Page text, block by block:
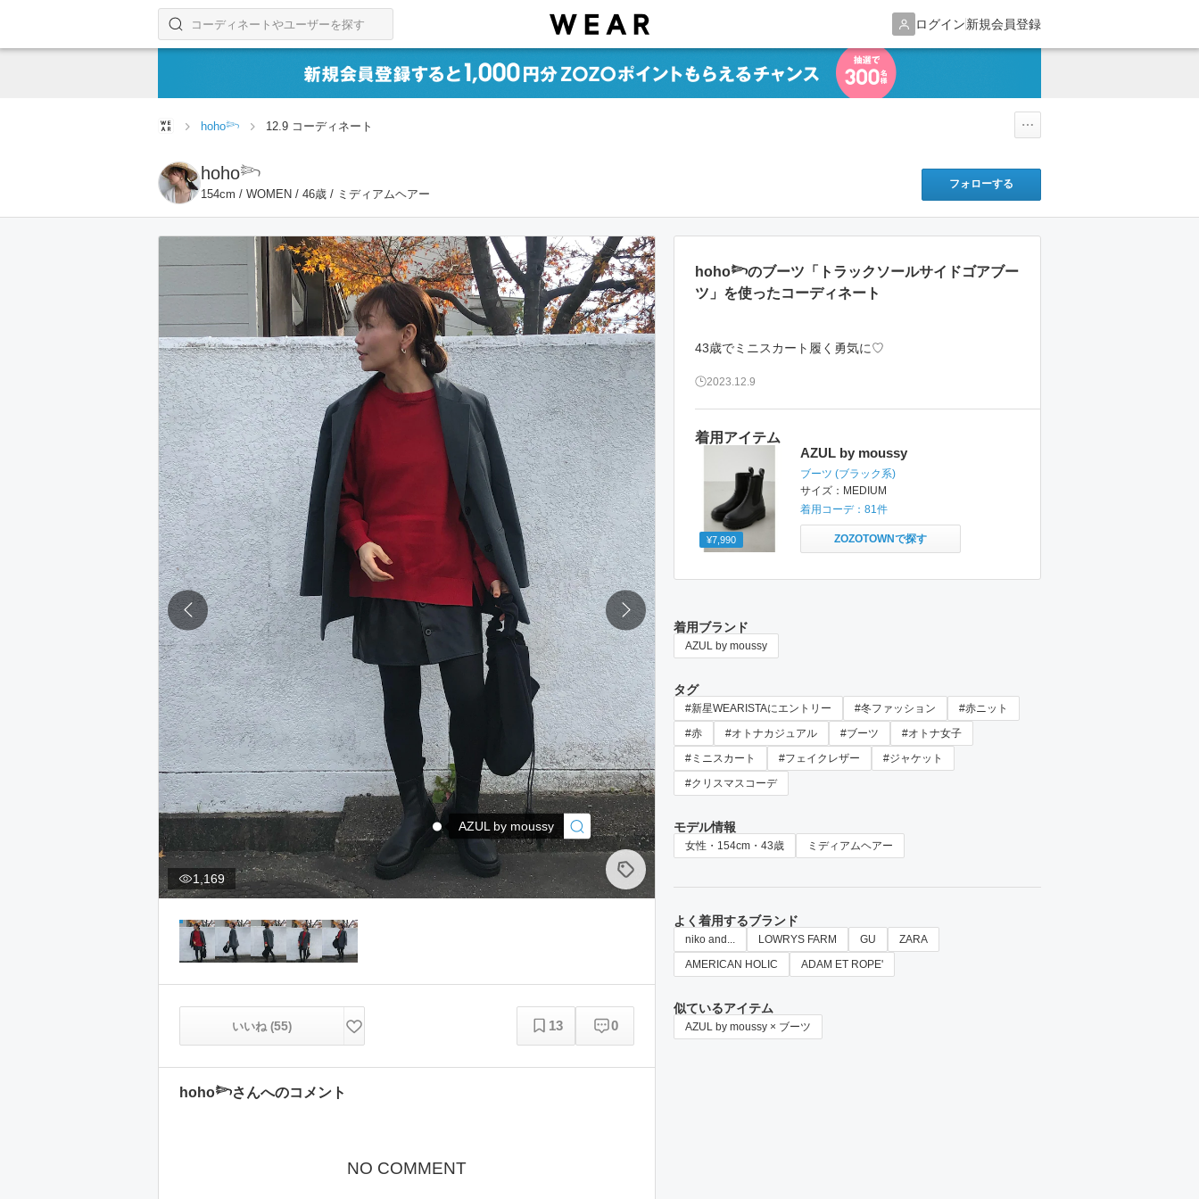
ログイン新規会員登録
コーディネートやユーザーを探す
検索する
hoho𓆸 12.9 コーディネート
hoho𓆸
154cm / WOMEN / 46歳 / ミディアムヘアー
フォローする
AZUL by moussy
1,169
いいね (55) 13 0
hoho𓆸さんへのコメント
NO COMMENT
着用アイテム
¥7,990
AZUL by moussy
ブーツ (ブラック系)
サイズ： MEDIUM
着用コーデ： 81件
ZOZOTOWNで探す
hoho𓆸のブーツ「トラックソールサイドゴアブー
ツ」を使ったコーディネート
43歳でミニスカート履く勇気に♡
2023.12.9
着用ブランド
AZUL by moussy
タグ
#新星WEARISTAにエントリー #冬ファッション
#赤ニット
#赤
#オトナカジュアル #ブーツ
#オトナ女子
#ミニスカート
#フェイクレザー
#ジャケット
#クリスマスコーデ
モデル情報
女性・154cm・43歳 ミディアムヘアー
よく着用するブランド
niko and... LOWRYS FARM GU
ZARA
AMERICAN HOLIC
ADAM ET ROPE'
似ているアイテム
AZUL by moussy × ブーツ